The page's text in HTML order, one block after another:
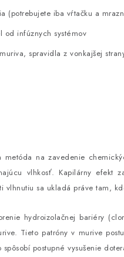
(potrebujete iba vŕtačku a
od infúznych systémov
spravidla z vonkajšej
metóda na zavedenie
vlhkosť. Kapilárny efekt
vlhnutiu sa ukladá práve tam,
hydroizolačnej bariéry
Tieto patróny v murive
postupné vysušenie